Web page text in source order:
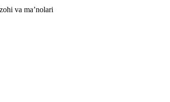
va ma’nolari